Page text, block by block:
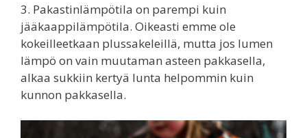
3. Pakastinlämpötila on parempi kuin
jääkaappilämpötila. Oikeasti emme ole
kokeilleetkaan plussakeleillä, mutta jos lumen
lämpö on vain muutaman asteen pakkasella,
alkaa sukkiin kertyä lunta helpommin kuin
kunnon pakkasella.